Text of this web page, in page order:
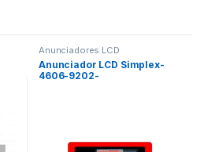
Anunciadores LCD
Anunciador LCD Simplex-
4606-9202-